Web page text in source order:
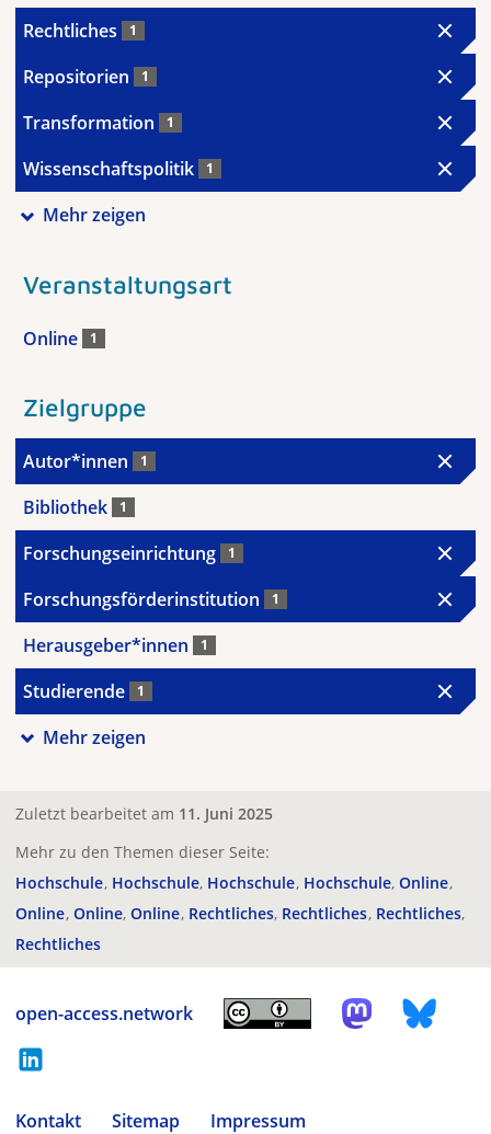
Rechtliches 1
Repositorien 1
Transformation 1
Wissenschaftspolitik 1
Mehr zeigen
Veranstaltungsart
Online 1
Zielgruppe
Autor*innen 1
Bibliothek 1
Forschungseinrichtung 1
Forschungsförderinstitution 1
Herausgeber*innen 1
Studierende 1
Mehr zeigen
Zuletzt bearbeitet am 11. Juni 2025
Mehr zu den Themen dieser Seite:
Hochschule Hochschule Hochschule Hochschule Online
Online Online Online Rechtliches Rechtliches Rechtliches
Rechtliches
open-access.network
Kontakt Sitemap
Impressum